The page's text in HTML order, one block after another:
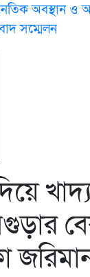
অবস্থান ও
সম্মেলন